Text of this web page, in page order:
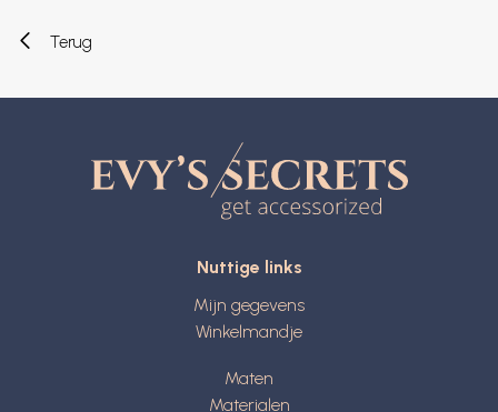
Terug
Nuttige links
Mijn gegevens
Winkelmandje
Maten
Materialen